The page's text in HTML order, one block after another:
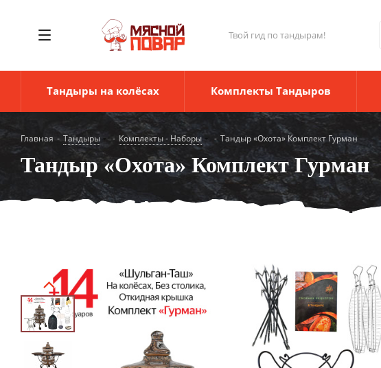
Твой гид по тандырам!
Тандыры на колёсах Комплекты Тандыров
Главная - Тандыры - Комплекты - Наборы - Тандыр «Охота» Комплект Гурман
Тандыр «Охота» Комплект Гурман